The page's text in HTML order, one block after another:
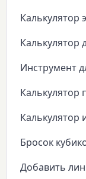
Калькулятор
Калькулятор
Инструмент
Калькулятор
Бросок
Добавить